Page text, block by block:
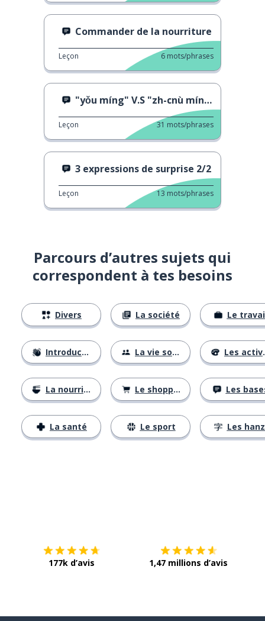
Commander de la nourriture
Leçon 6 mots/phrases
"yǒu míng" V.S "zh-cnù míng" "yǒu míng" signifie
Leçon 31 mots/phrases
3 expressions de surprise 2/2
Leçon 13 mots/phrases
Parcours d’autres sujets qui
correspondent à tes besoins
Divers
Introductions
La nourriture
La santé
La société
La vie sociale
Le shopping
Le sport
Le
Les activités
Les
Les
177k d’avis 1,47 millions d’avis